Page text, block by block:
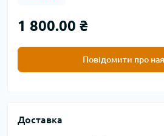
1 800.00 ₴
Повідомити про
Доставка